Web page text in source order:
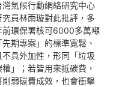
灣氣候行動網絡研究中心
究員林雨璇對此批評，多
前環保署核可6000多萬噸
先期專案」的標準寬鬆、
不具外加性，形同「垃圾
權」；若皆用來抵碳費，
削弱碳費成效，也會衝擊